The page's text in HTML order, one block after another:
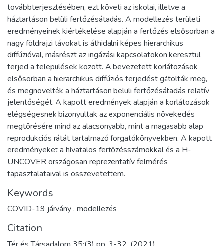
továbbterjesztésében, ezt követi az iskolai, illetve a
háztartáson belüli fertőzésátadás. A modellezés területi
eredményeinek kiértékelése alapján a fertőzés elsősorban a
nagy földrajzi távokat is áthidalni képes hierarchikus
diffúzióval, másrészt az ingázási kapcsolatokon keresztül
terjed a települések között. A bevezetett korlátozások
elsősorban a hierarchikus diffúziós terjedést gátolták meg,
és megnövelték a háztartáson belüli fertőzésátadás relatív
jelentőségét. A kapott eredmények alapján a korlátozások
elégségesnek bizonyultak az exponenciális növekedés
megtörésére mind az alacsonyabb, mint a magasabb alap
reprodukciós rátát tartalmazó forgatókönyvekben. A kapott
eredményeket a hivatalos fertőzésszámokkal és a H-
UNCOVER országosan reprezentatív felmérés
tapasztalataival is összevetettem.
Keywords
COVID-19 járvány, modellezés
Citation